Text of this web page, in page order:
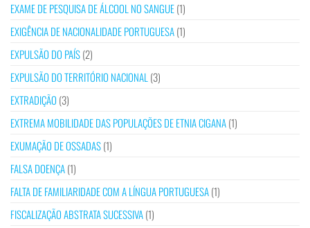
EXAME DE PESQUISA DE ÁLCOOL NO SANGUE(1)
EXIGÊNCIA DE NACIONALIDADE PORTUGUESA(1)
EXPULSÃO DO PAÍS(2)
EXPULSÃO DO TERRITÓRIO NACIONAL (3)
EXTRADIÇÃO (3)
EXTREMA MOBILIDADE DAS POPULAÇÕES DE ETNIA CIGANA(1)
EXUMAÇÃO DE OSSADAS(1)
FALSA DOENÇA(1)
FALTA DE FAMILIARIDADE COM A LÍNGUA PORTUGUESA(1)
FISCALIZAÇÃO ABSTRATA SUCESSIVA(1)